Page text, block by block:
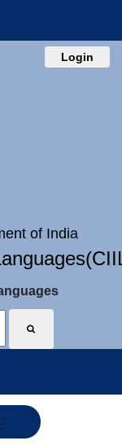
Login
of India